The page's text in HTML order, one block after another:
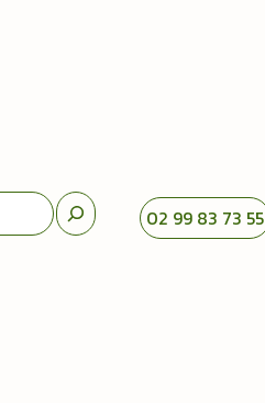
02 99 83 73 55